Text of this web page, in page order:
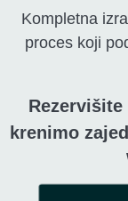
Kompletna
proces koji
Rezervišite
krenimo